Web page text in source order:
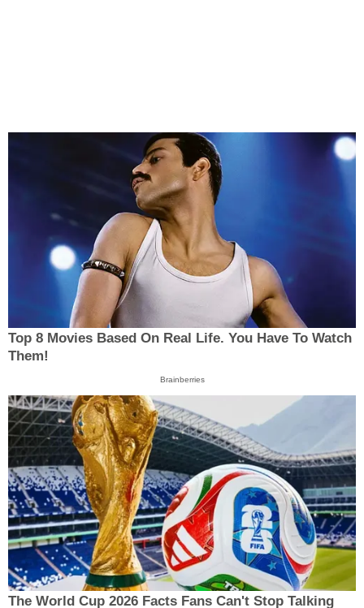
Top 8 Movies Based On Real Life. You Have To Watch
Them!
Brainberries
The World Cup 2026 Facts Fans Can't Stop Talking